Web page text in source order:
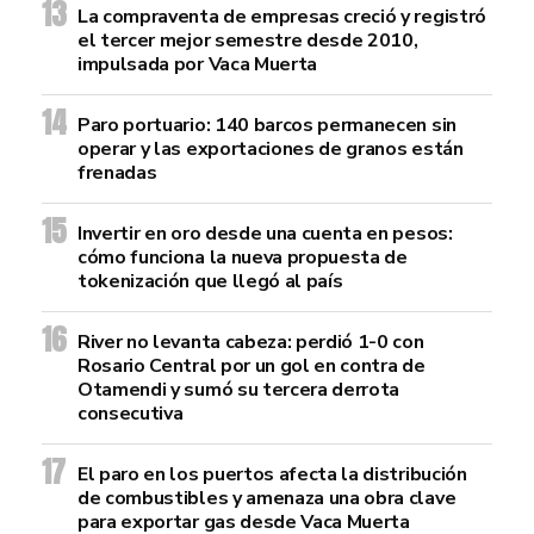
La compraventa de empresas creció y registró
el tercer mejor semestre desde 2010,
impulsada por Vaca Muerta
Paro portuario: 140 barcos permanecen sin
operar y las exportaciones de granos están
frenadas
Invertir en oro desde una cuenta en pesos:
cómo funciona la nueva propuesta de
tokenización que llegó al país
River no levanta cabeza: perdió 1-0 con
Rosario Central por un gol en contra de
Otamendi y sumó su tercera derrota
consecutiva
El paro en los puertos afecta la distribución
de combustibles y amenaza una obra clave
para exportar gas desde Vaca Muerta